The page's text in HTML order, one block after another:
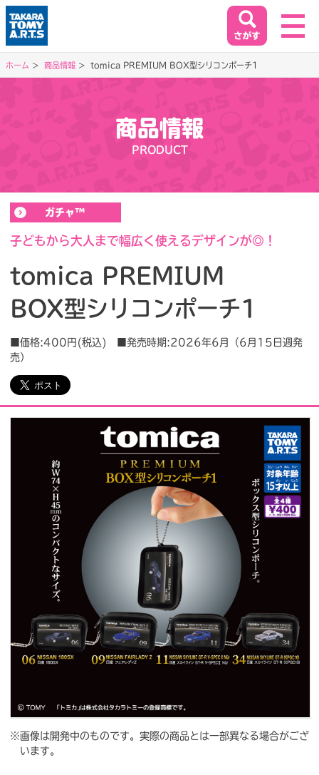
イベント&キャンペーン
EVENT&CAMPAIGN
お客様相談室
SUPPORT
会社情報
プレスリリース よくあるご質問
ビジネスのお客様
閉じる
閉じる
ホーム 商品情報 tomica PREMIUM BOX型シリコンポーチ1
商品情報
PRODUCT
ガチャ™
子どもから大人まで幅広く使えるデザインが◎！
tomica PREMIUM
BOX型シリコンポーチ1
■価格:400円(税込) ■発売時期:2026年6月（6月15日週発
売）
※画像は開発中のものです。実際の商品とは一部異なる場合がござ
います。